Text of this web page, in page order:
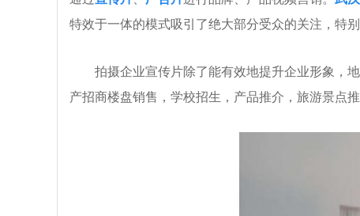
特效于一体的模式吸引了绝大部分受众的关注，特
拍摄企业宣传片除了能有效地提升企业形象，地
产招商楼盘销售，学校招生，产品推介，旅游景点